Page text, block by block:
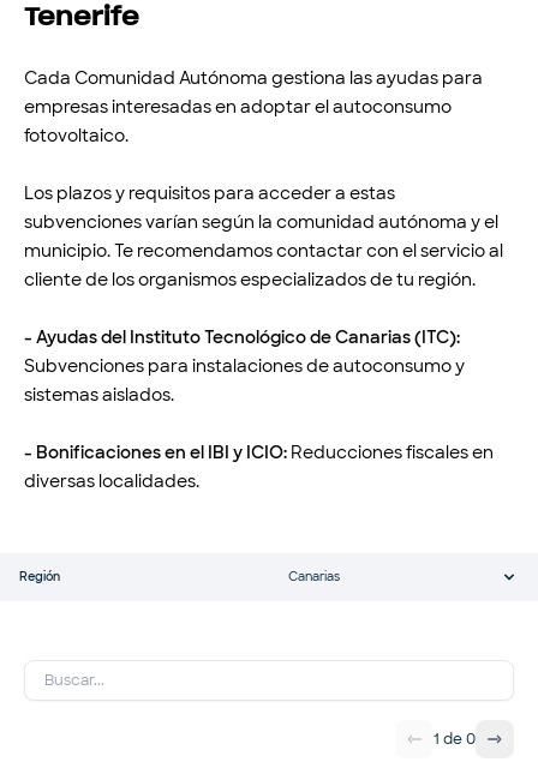
Tenerife
Cada Comunidad Autónoma gestiona las ayudas para
empresas interesadas en adoptar el autoconsumo
fotovoltaico.
Los plazos y requisitos para acceder a estas
subvenciones varían según la comunidad autónoma y el
municipio. Te recomendamos contactar con el servicio al
cliente de los organismos especializados de tu región.
- Ayudas del Instituto Tecnológico de Canarias (ITC):
Subvenciones para instalaciones de autoconsumo y
sistemas aislados.
- Bonificaciones en el IBI y ICIO: Reducciones fiscales en
diversas localidades.
Región Canarias
1 de0